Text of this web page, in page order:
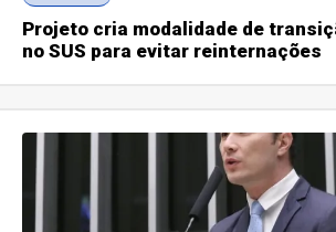
Projeto cria modalidade de
no SUS para evitar reinternações